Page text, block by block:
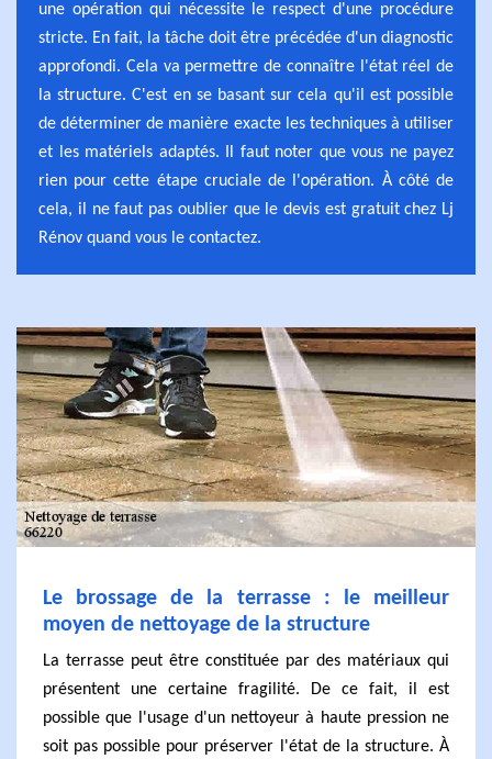
une opération qui nécessite le respect d'une procédure
stricte. En fait, la tâche doit être précédée d'un diagnostic
approfondi. Cela va permettre de connaître l'état réel de
la structure. C'est en se basant sur cela qu'il est possible
de déterminer de manière exacte les techniques à utiliser
et les matériels adaptés. Il faut noter que vous ne payez
rien pour cette étape cruciale de l'opération. À côté de
cela, il ne faut pas oublier que le devis est gratuit chez Lj
Rénov quand vous le contactez.
Le brossage de la terrasse : le meilleur
moyen de nettoyage de la structure
La terrasse peut être constituée par des matériaux qui
présentent une certaine fragilité. De ce fait, il est
possible que l'usage d'un nettoyeur à haute pression ne
soit pas possible pour préserver l'état de la structure. À